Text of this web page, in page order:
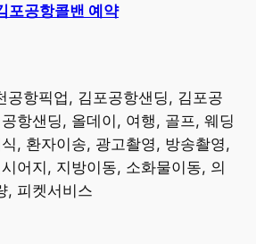
포공항콜밴 예약
공항픽업, 김포공항샌딩, 김포공
항샌딩, 올데이, 여행, 골프, 웨딩
, 환자이송, 광고촬영, 방송촬영,
어지, 지방이동, 소화물이동, 의
, 피켓서비스